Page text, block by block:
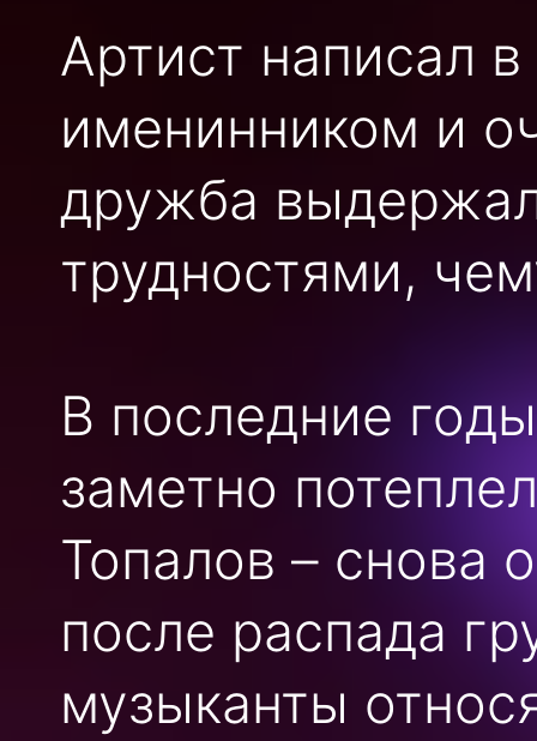
Артист написал
именинником и
дружба
трудностями,
В последние
заметно
Топалов – снова
после распада
музыканты